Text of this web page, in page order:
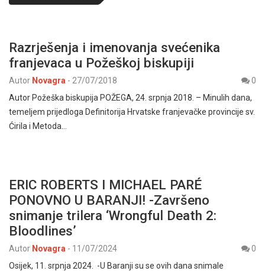
Razrješenja i imenovanja svećenika
franjevaca u Požeškoj biskupiji
Autor Novagra - 27/07/2018
0
Autor Požeška biskupija POŽEGA, 24. srpnja 2018. – Minulih dana,
temeljem prijedloga Definitorija Hrvatske franjevačke provincije sv.
Ćirila i Metoda…
ERIC ROBERTS I MICHAEL PARÉ
PONOVNO U BARANJI! -Završeno
snimanje trilera ‘Wrongful Death 2:
Bloodlines’
Autor Novagra - 11/07/2024
0
Osijek, 11. srpnja 2024. -U Baranji su se ovih dana snimale